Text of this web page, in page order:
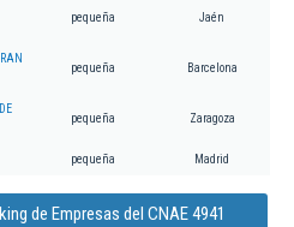
pequeña Jaén
pequeña Barcelona
pequeña Zaragoza
pequeña Madrid
de Empresas del CNAE 4941